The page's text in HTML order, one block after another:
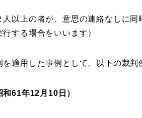
人以上の者が、意思の連絡なしに
する場合をいいます）
適用した事例として、以下の裁判
61年12月10日）